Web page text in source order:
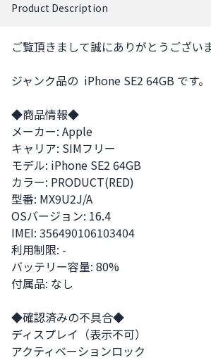
Product Description
ご覧頂きまして誠にありがとうございま
ジャンク品の  iPhone SE2 64GB です。
◆商品情報◆
メーカー: Apple
キャリア: SIMフリー
モデル: iPhone SE2 64GB
カラー: PRODUCT(RED)
型番: MX9U2J/A
OSバージョン: 16.4
IMEI: 356490106103404
利用制限: -
バッテリー容量: 80%
付属品: なし
◆確認済みの不具合◆
ディスプレイ（表示不可）
アクティベーションロック